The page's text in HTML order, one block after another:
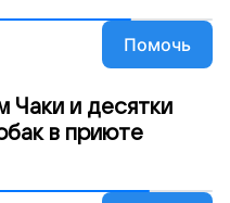
Помочь
Чаки и десятки
в приюте